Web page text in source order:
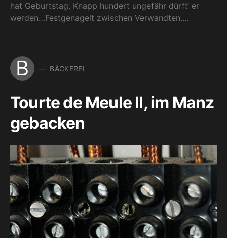
hat Geburtstag. Knapp hundert ungefähr dürft‘ er
werden…Festgenagelt zwischen Verwandten.…
B BÄCKEREI
Tourte de Meule II, im Manz
gebacken